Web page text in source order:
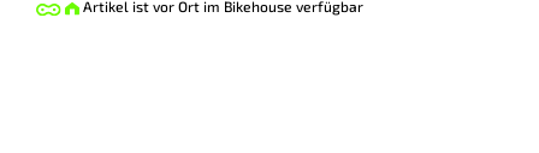
Artikel ist vor Ort im Bikehouse verfügbar